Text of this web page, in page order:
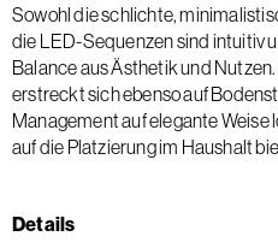
Sowohl die schlichte,
die LED-Sequenzen sind intuitiv
Balance aus Ästhetik und
erstreckt sich ebenso auf
Management auf elegante Weise
auf die Platzierung im Haushalt
Details